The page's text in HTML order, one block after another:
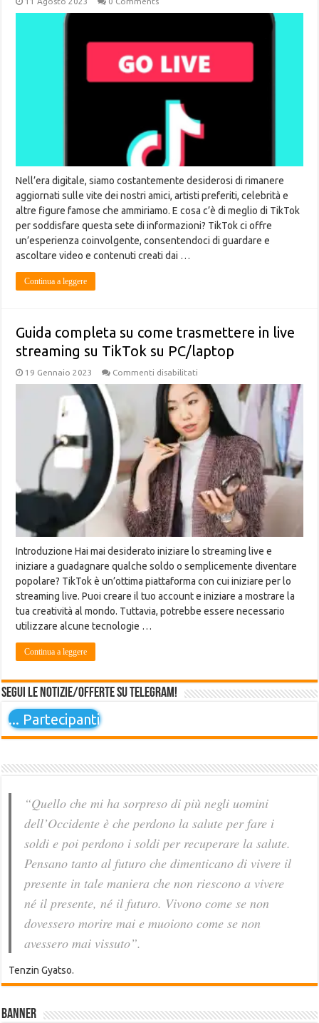
Nell’era digitale, siamo costantemente desiderosi di rimanere
aggiornati sulle vite dei nostri amici, artisti preferiti, celebrità e
altre figure famose che ammiriamo. E cosa c’è di meglio di TikTok
per soddisfare questa sete di informazioni? TikTok ci offre
un’esperienza coinvolgente, consentendoci di guardare e
ascoltare video e contenuti creati dai …
Continua a leggere
Guida completa su come trasmettere in live
streaming su TikTok su PC/laptop
19 Gennaio 2023 Commenti disabilitati
completa
su
come
trasmettere
in
live
streaming
su
TikTok
su
PC/laptop
Introduzione Hai mai desiderato iniziare lo streaming live e
iniziare a guadagnare qualche soldo o semplicemente diventare
popolare? TikTok è un’ottima piattaforma con cui iniziare per lo
streaming live. Puoi creare il tuo account e iniziare a mostrare la
tua creatività al mondo. Tuttavia, potrebbe essere necessario
utilizzare alcune tecnologie …
Continua a leggere
Segui le notizie/offerte su Telegram!
... Partecipanti
“Quello che mi ha sorpreso di più negli uomini
dell’Occidente è che perdono la salute per fare i
soldi e poi perdono i soldi per recuperare la salute.
Pensano tanto al futuro che dimenticano di vivere il
presente in tale maniera che non riescono a vivere
né il presente, né il futuro. Vivono come se non
dovessero morire mai e muoiono come se non
avessero mai vissuto”.
Tenzin Gyatso.
Banner